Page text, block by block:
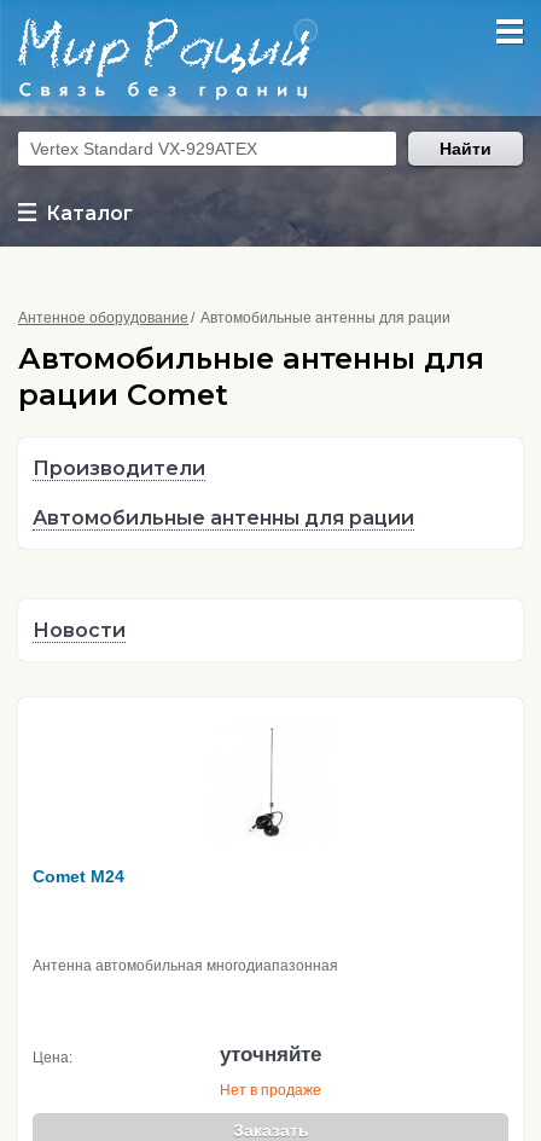
Каталог
Найти
Антенное оборудование Автомобильные антенны для рации
Автомобильные антенны для
рации Comet
Производители
Автомобильные антенны для рации
Новости
Comet M24
Антенна автомобильная многодиапазонная
Цена: уточняйте
Нет в продаже
Заказать